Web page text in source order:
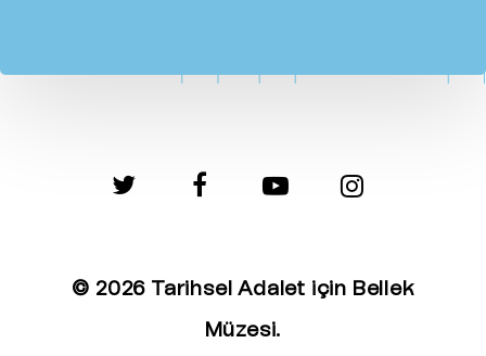
facebook
© 2026 Tarihsel Adalet için Bellek
Müzesi.